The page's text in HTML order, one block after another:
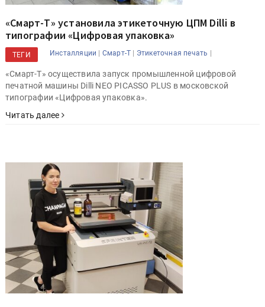
«Смарт-Т» установила этикеточную ЦПМ Dilli в
типографии «Цифровая упаковка»
ТЕГИ Инсталляции | Смарт-Т | Этикеточная печать |
«Смарт-Т» осуществила запуск промышленной цифровой
печатной машины Dilli NEO PICASSO PLUS в московской
типографии «Цифровая упаковка».
Читать далее